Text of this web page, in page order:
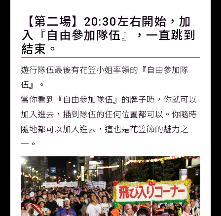
【第二場】20:30左右開始，加
入『自由參加隊伍』，一直跳到
結束。
遊行隊伍最後有花笠小姐率領的『自由參加隊
伍』。
當你看到『自由參加隊伍』的牌子時，你就可以
加入進去，插到隊伍的任何位置都可以。你隨時
隨地都可以加入進去，這也是花笠節的魅力之
一。